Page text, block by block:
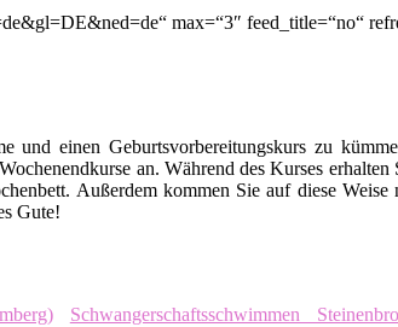
max=“3″ feed_title=“no“
und einen Geburtsvorbereitungskurs zu
an. Während des Kurses erhalten
Außerdem kommen Sie auf diese Weise
Gute!
Schwangerschaftsschwimmen